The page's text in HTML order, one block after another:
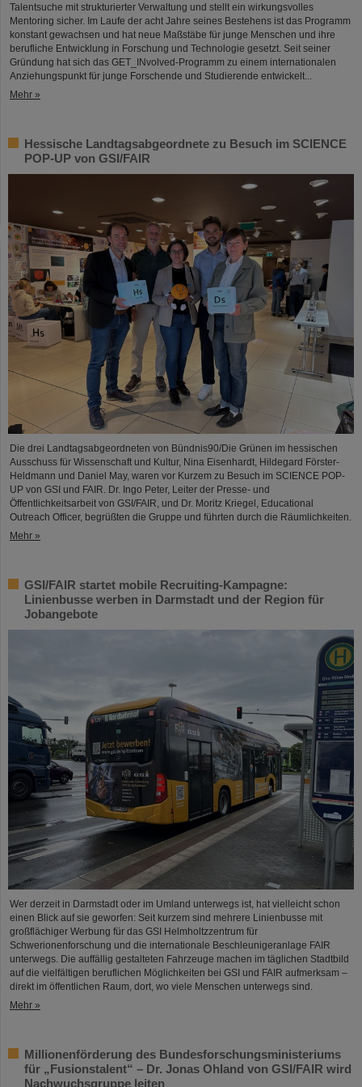
Talentsuche mit strukturierter Verwaltung und stellt ein wirkungsvolles
Mentoring sicher. Im Laufe der acht Jahre seines Bestehens ist das Programm
konstant gewachsen und hat neue Maßstäbe für junge Menschen und ihre
berufliche Entwicklung in Forschung und Technologie gesetzt. Seit seiner
Gründung hat sich das GET_INvolved-Programm zu einem internationalen
Anziehungspunkt für junge Forschende und Studierende entwickelt...
Mehr »
Hessische Landtagsabgeordnete zu Besuch im SCIENCE
POP-UP von GSI/FAIR
Die drei Landtagsabgeordneten von Bündnis90/Die Grünen im hessischen
Ausschuss für Wissenschaft und Kultur, Nina Eisenhardt, Hildegard Förster-
Heldmann und Daniel May, waren vor Kurzem zu Besuch im SCIENCE POP-
UP von GSI und FAIR. Dr. Ingo Peter, Leiter der Presse- und
Öffentlichkeitsarbeit von GSI/FAIR, und Dr. Moritz Kriegel, Educational
Outreach Officer, begrüßten die Gruppe und führten durch die Räumlichkeiten.
Mehr »
GSI/FAIR startet mobile Recruiting-Kampagne:
Linienbusse werben in Darmstadt und der Region für
Jobangebote
Wer derzeit in Darmstadt oder im Umland unterwegs ist, hat vielleicht schon
einen Blick auf sie geworfen: Seit kurzem sind mehrere Linienbusse mit
großflächiger Werbung für das GSI Helmholtzzentrum für
Schwerionenforschung und die internationale Beschleunigeranlage FAIR
unterwegs. Die auffällig gestalteten Fahrzeuge machen im täglichen Stadtbild
auf die vielfältigen beruflichen Möglichkeiten bei GSI und FAIR aufmerksam –
direkt im öffentlichen Raum, dort, wo viele Menschen unterwegs sind.
Mehr »
Millionenförderung des Bundesforschungsministeriums
für „Fusionstalent“ – Dr. Jonas Ohland von GSI/FAIR wird
Nachwuchsgruppe leiten